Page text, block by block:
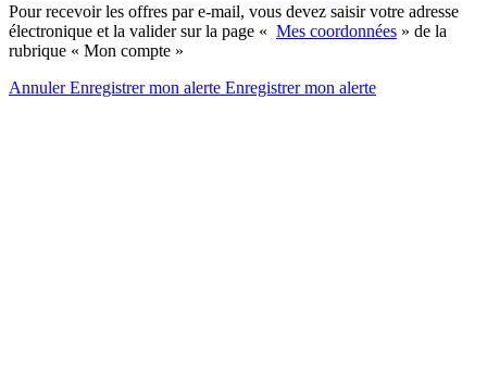
Pour recevoir les offres par e-mail, vous devez saisir votre adresse
électronique et la valider sur la page « Mes coordonnées » de la
rubrique « Mon compte »
AnnulerEnregistrer mon alerte Enregistrermon alerte